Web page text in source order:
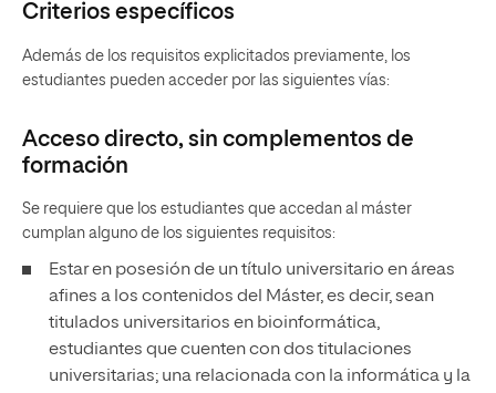
Criterios específicos
Además de los requisitos explicitados previamente, los
estudiantes pueden acceder por las siguientes vías:
Acceso directo, sin complementos de
formación
Se requiere que los estudiantes que accedan al máster
cumplan alguno de los siguientes requisitos:
Estar en posesión de un título universitario en áreas
afines a los contenidos del Máster, es decir, sean
titulados universitarios en bioinformática,
estudiantes que cuenten con dos titulaciones
universitarias; una relacionada con la informática y la